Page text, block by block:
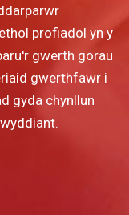
profiadol yn y
gwerth gorau
gwerthfawr i
gyda chynllun